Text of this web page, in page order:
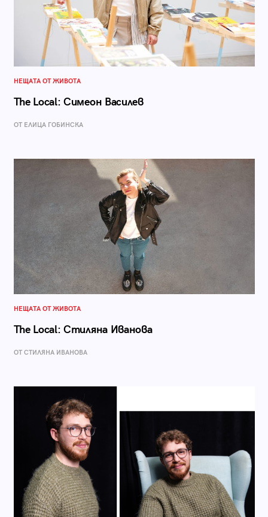
НЕЩАТА ОТ ЖИВОТА
The Local: Симеон Василев
ОТ ЕЛИЦА ГОБИНСКА
НЕЩАТА ОТ ЖИВОТА
The Local: Стиляна Иванова
ОТ СТИЛЯНА ИВАНОВА